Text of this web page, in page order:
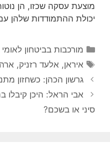
מוצעת עסקה שכזו, הן
יכולת ההתמודדות שלהן
קטגוריות
מורכבות בביטחון לאומי
תגיות
איראן, אלעד רזניק,
גרשון הכהן: כשחזון
אבי הראל: היכן
סיני או בשכם?